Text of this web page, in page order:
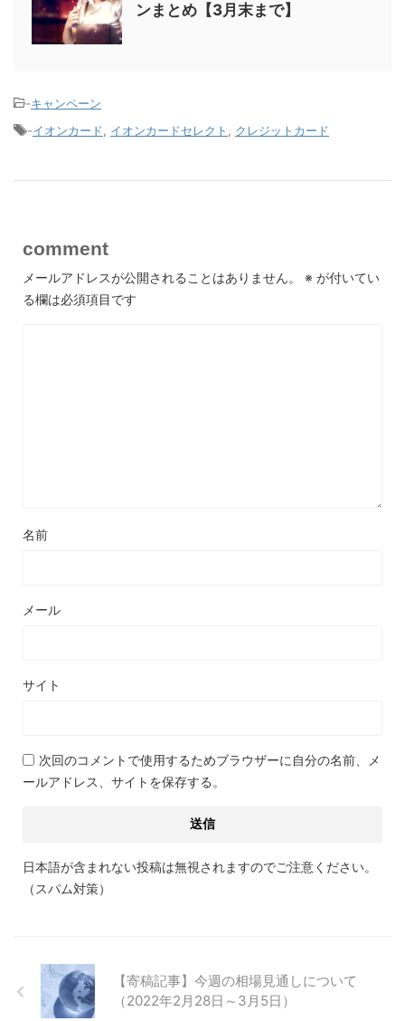
ンまとめ【3月末まで】
-キャンペーン
-イオンカード, イオンカードセレクト , クレジットカード
comment
メールアドレスが公開されることはありません。 ※ が付いてい
る欄は必須項目です
名前
メール
サイト
次回のコメントで使用するためブラウザーに自分の名前、メ
ールアドレス、サイトを保存する。
日本語が含まれない投稿は無視されますのでご注意ください。
（スパム対策）
【寄稿記事】今週の相場見通しについて
（2022年2月28日～3月5日）